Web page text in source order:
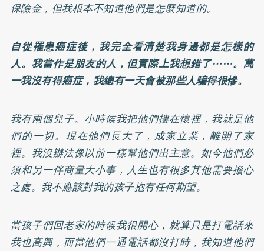
保險金，但我根本不知道他們是怎麼知道的。
自從罹患癌症後，我完全看清楚我身邊都是怎樣的
人。我當作是朋友的人，但實際上我想錯了⋯⋯。萬
一我沒有得癌症，我總有一天會被那些人騙得很慘。
我有兩個兒子。小時候我把他們摟在懷裡，我就是他
們的一切。現在他們長大了，成家立業，離開了家
裡。我沒辦法像以前一樣幫他們出主意。如今他們必
須和另一伴商量大小事，人生也有很多其他需要擔心
之處。我不應該對我的孩子抱有任何期望。
當孩子們回老家的時候我很開心，就算只是打電話來
我也高興，而當他們一通電話都沒打時，我知道他們